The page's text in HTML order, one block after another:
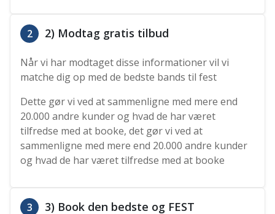
2 2) Modtag gratis tilbud
Når vi har modtaget disse informationer vil vi
matche dig op med de bedste bands til fest
Dette gør vi ved at sammenligne med mere end
20.000 andre kunder og hvad de har været
tilfredse med at booke, det gør vi ved at
sammenligne med mere end 20.000 andre kunder
og hvad de har været tilfredse med at booke
3 3) Book den bedste og FEST